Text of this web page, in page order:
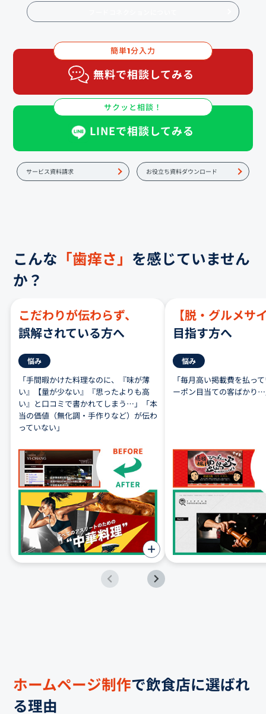
簡単1分入力
無料で相談してみる
サクッと相談！
LINEで相談してみる
サービス資料請求 お役立ち資料ダウンロード
こんな 「歯痒さ」 を感じていません
か？
こだわりが伝わらず、
誤解されている方へ
悩み
「手間暇かけた料理なのに、『味が薄
い』【量が少ない』『思ったよりも高
い』と口コミで書かれてしまう…」「本
当の価値（無化調・手作りなど）が伝わ
っていない」
【脱・グルメサ
目指す方へ
悩み
「毎月高い掲載費を払っ
ーポン目当ての客ばかり
ホームページ制作で飲食店に選ばれ
る理由